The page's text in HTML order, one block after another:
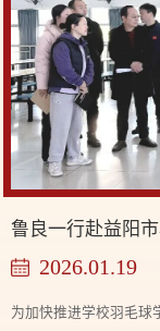
鲁良一行赴益阳
2026.01.19
为加快推进学校羽毛球